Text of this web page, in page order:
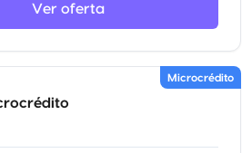
Ver oferta
Microcrédito